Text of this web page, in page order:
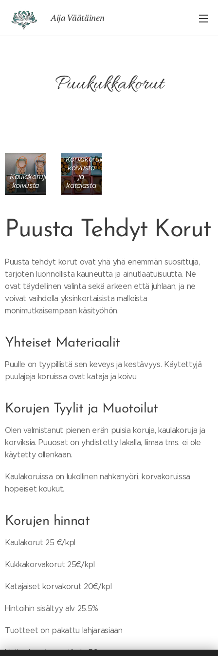
Aija Väätäinen
Puukukkakorut
Kaulakoruja
koivusta
Korvakoruja
koivusta
ja
katajasta
Puusta Tehdyt Korut
Puusta tehdyt korut ovat yhä yhä enemmän suosittuja,
tarjoten luonnollista kauneutta ja ainutlaatuisuutta. Ne
ovat täydellinen valinta sekä arkeen että juhlaan, ja ne
voivat vaihdella yksinkertaisista malleista
monimutkaisempaan käsityöhön.
Yhteiset Materiaalit
Puulle on tyypillistä sen keveys ja kestävyys. Käytettyjä
puulajeja koruissa ovat kataja ja koivu
Korujen Tyylit ja Muotoilut
Olen valmistanut pienen erän puisia koruja, kaulakoruja ja
korviksia. Puuosat on yhdistetty lakalla, liimaa tms. ei ole
käytetty ollenkaan.
Kaulakoruissa on lukollinen nahkanyöri, korvakoruissa
hopeiset koukut.
Korujen hinnat
Kaulakorut 25 €/kpl
Kukkakorvakorut 25€/kpl
Katajaiset korvakorut 20€/kpl
Hintoihin sisältyy alv 25.5%
Tuotteet on pakattu lahjarasiaan
Lisämaksusta postikulu 5€